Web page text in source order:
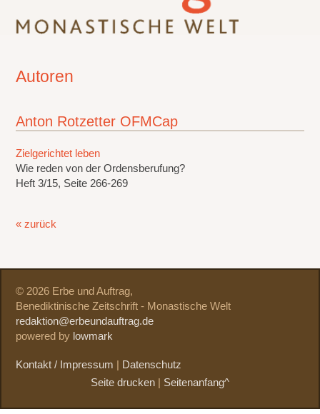
Autoren
Anton Rotzetter OFMCap
Zielgerichtet leben
Wie reden von der Ordensberufung?
Heft 3/15, Seite 266-269
« zurück
© 2026 Erbe und Auftrag,
Benediktinische Zeitschrift - Monastische Welt
redaktion@erbeundauftrag.de
powered by lowmark
Kontakt / Impressum
Datenschutz
Seite drucken
Seitenanfang^